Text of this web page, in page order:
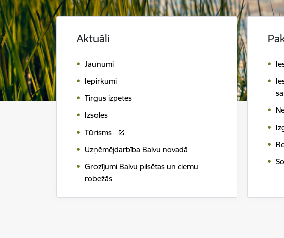
Aktuāli
Jaunumi
Iepirkumi
Tirgus izpētes
Izsoles
Tūrisms
Uzņēmējdarbība Balvu novadā
Grozījumi Balvu pilsētas un ciemu
robežās